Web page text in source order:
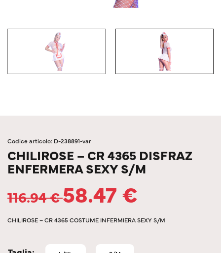
Codice articolo: D-238891-var
CHILIROSE – CR 4365 DISFRAZ
ENFERMERA SEXY S/M
116.94€58.47€
CHILIROSE – CR 4365 COSTUME INFERMIERA SEXY S/M